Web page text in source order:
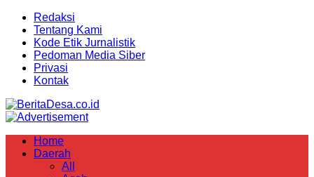
Redaksi
Tentang Kami
Kode Etik Jurnalistik
Pedoman Media Siber
Privasi
Kontak
Home
Daerah
All